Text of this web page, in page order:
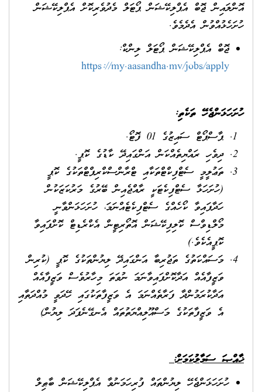
އޮންލައިން ޖޮބް އެޕްލިކޭޝަން ޕޯޓަލް މެދުވެރިކޮށް އެޕްލިކޭޝަން
ހުށަހެޅުއްވުން އެދެމެވެ.
ޖޮބް އެޕްލިކޭޝަން ޕޯޓަލް ލިންކް:
https://my.aasandha.mv/jobs/apply
ހުށަހަޅަންޖެހޭ ތަކެތި:
ޕާސްޕޯޓް ސައިޒުގެ 01 ފޮޓޯ.
ދިވެހި ރައްޔިތެއްކަން އަންގައިދޭ ކާޑުގެ ކޮޕީ.
ތަޢުލީމީ ސެޓްފިކްޓްތަކާއި ޓްރާންސްކްރިޕްޓްތަކުގެ ކޮޕީ
(ހުށަހަޅާ ސެޓްފިކެޓަކީ ރާއްޖެއިން ބޭރުގެ މަރުކަޒަކުން
ހަދާފައިވާ ކޯހެއްގެ ސެޓްފިކެޓެއްނަމަ، ހުށަހަޅަންވާނީ
މޯލްޑިވްސް ކޮލިފިކޭޝަން އޮތޯރިޓީން އެކްރެޑިޓް ކޮށްފައިވާ
ކޮޕީއެކެވެ.)
މަސައްކަތުގެ ތަޖުރިބާ އަންގައިދޭ ލިޔުންތަކުގެ ކޮޕީ (ކުރިން
ވަޒީފާއެއް އަދާކޮށްފައިވާނަމަ ނުވަތަ މިހާރުވެސް ވަޒީފާއެއް
އަދާކުރަމުންދާ ފަރާތެއްނަމަ އެ ވަޒީފާތަކުގައި ހޭދަވީ މުއްދަތާއި
އެ ވަޒީފާތަކުގެ މަސްއޫލިއްޔަތުތައް އެނގޭނެފަދަ ލިޔުން)
ޚާއްޞަ ސަމާލުކަމަށް:
ހުށަހަޅަންޖެހޭ ލިޔުންތައް ފުރިހަމަނުވާ އެޕްލިކޭޝަން ބާޠިލް